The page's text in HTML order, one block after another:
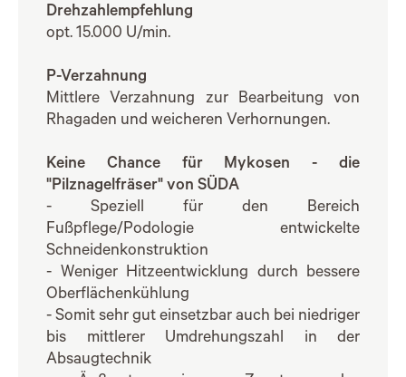
Drehzahlempfehlung
opt. 15.000 U/min.
P-Verzahnung
Mittlere Verzahnung zur Bearbeitung von
Rhagaden und weicheren Verhornungen.
Keine Chance für Mykosen - die
"Pilznagelfräser" von SÜDA
- Speziell für den Bereich
Fußpflege/Podologie entwickelte
Schneidenkonstruktion
- Weniger Hitzeentwicklung durch bessere
Oberflächenkühlung
- Somit sehr gut einsetzbar auch bei niedriger
bis mittlerer Umdrehungszahl in der
Absaugtechnik